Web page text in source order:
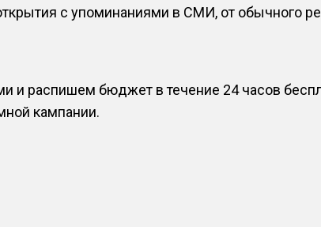
с упоминаниями в СМИ, от обычного
и распишем бюджет в течение 24 часов
кампании.